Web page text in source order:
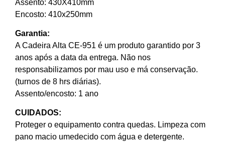
Assento: 430X410mm
Encosto: 410x250mm
Garantia:
A Cadeira Alta CE-951 é um produto garantido por 3
anos após a data da entrega. Não nos
responsabilizamos por mau uso e má conservação.
(turnos de 8 hrs diárias).
Assento/encosto: 1 ano
CUIDADOS:
Proteger o equipamento contra quedas. Limpeza com
pano macio umedecido com água e detergente.